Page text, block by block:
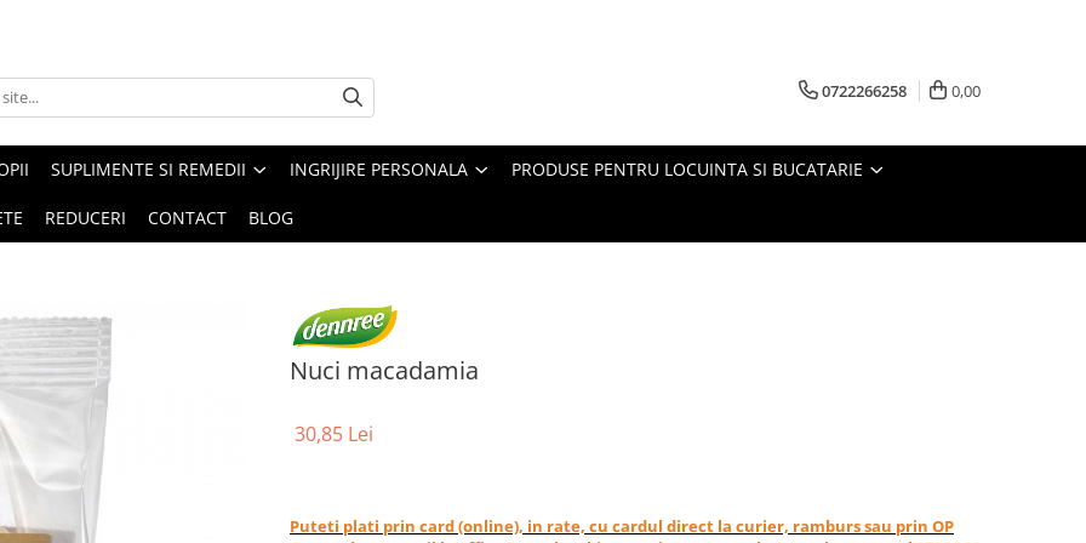
0722266258 0,00
SUPLIMENTE SI REMEDII INGRIJIRE PERSONALA PRODUSE PENTRU LOCUINTA SI BUCATARIE
REDUCERI CONTACT BLOG
Nuci macadamia
30,85 Lei
Puteti plati prin card (online), in rate, cu cardul direct la curier, ramburs sau prin OP